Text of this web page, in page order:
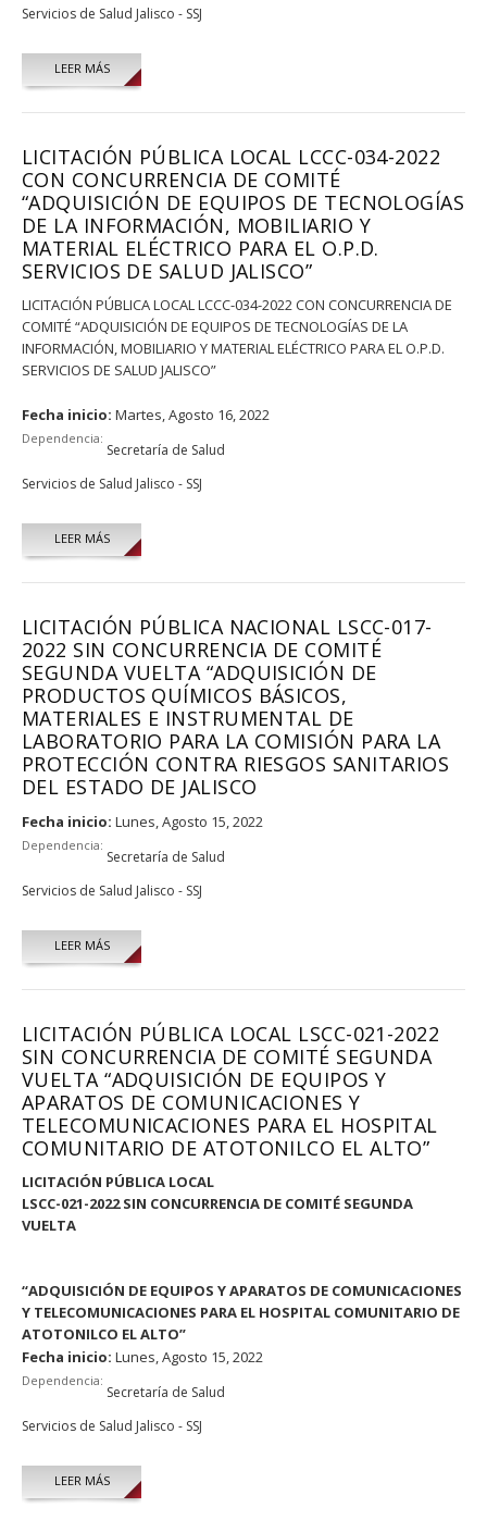
Servicios de Salud Jalisco - SSJ
LEER MÁS
LICITACIÓN PÚBLICA LOCAL LCCC-034-2022
CON CONCURRENCIA DE COMITÉ
“ADQUISICIÓN DE EQUIPOS DE TECNOLOGÍAS
DE LA INFORMACIÓN, MOBILIARIO Y
MATERIAL ELÉCTRICO PARA EL O.P.D.
SERVICIOS DE SALUD JALISCO”
LICITACIÓN PÚBLICA LOCAL LCCC-034-2022 CON CONCURRENCIA DE
COMITÉ “ADQUISICIÓN DE EQUIPOS DE TECNOLOGÍAS DE LA
INFORMACIÓN, MOBILIARIO Y MATERIAL ELÉCTRICO PARA EL O.P.D.
SERVICIOS DE SALUD JALISCO”
Fecha inicio: Martes, Agosto 16, 2022
Dependencia:
Secretaría de Salud
Servicios de Salud Jalisco - SSJ
LEER MÁS
LICITACIÓN PÚBLICA NACIONAL LSCC-017-
2022 SIN CONCURRENCIA DE COMITÉ
SEGUNDA VUELTA “ADQUISICIÓN DE
PRODUCTOS QUÍMICOS BÁSICOS,
MATERIALES E INSTRUMENTAL DE
LABORATORIO PARA LA COMISIÓN PARA LA
PROTECCIÓN CONTRA RIESGOS SANITARIOS
DEL ESTADO DE JALISCO
Fecha inicio: Lunes, Agosto 15, 2022
Dependencia:
Secretaría de Salud
Servicios de Salud Jalisco - SSJ
LEER MÁS
LICITACIÓN PÚBLICA LOCAL LSCC-021-2022
SIN CONCURRENCIA DE COMITÉ SEGUNDA
VUELTA “ADQUISICIÓN DE EQUIPOS Y
APARATOS DE COMUNICACIONES Y
TELECOMUNICACIONES PARA EL HOSPITAL
COMUNITARIO DE ATOTONILCO EL ALTO”
LICITACIÓN PÚBLICA LOCAL
LSCC-021-2022 SIN CONCURRENCIA DE COMITÉ SEGUNDA
VUELTA
“ADQUISICIÓN DE EQUIPOS Y APARATOS DE COMUNICACIONES
Y TELECOMUNICACIONES PARA EL HOSPITAL COMUNITARIO DE
ATOTONILCO EL ALTO”
Fecha inicio: Lunes, Agosto 15, 2022
Dependencia:
Secretaría de Salud
Servicios de Salud Jalisco - SSJ
LEER MÁS